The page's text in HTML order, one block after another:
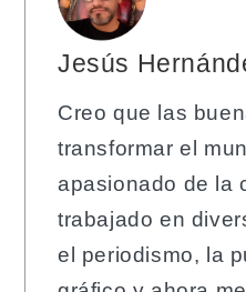
Jesús
Creo que las
transformar el
apasionado de la
trabajado en
el periodismo, la